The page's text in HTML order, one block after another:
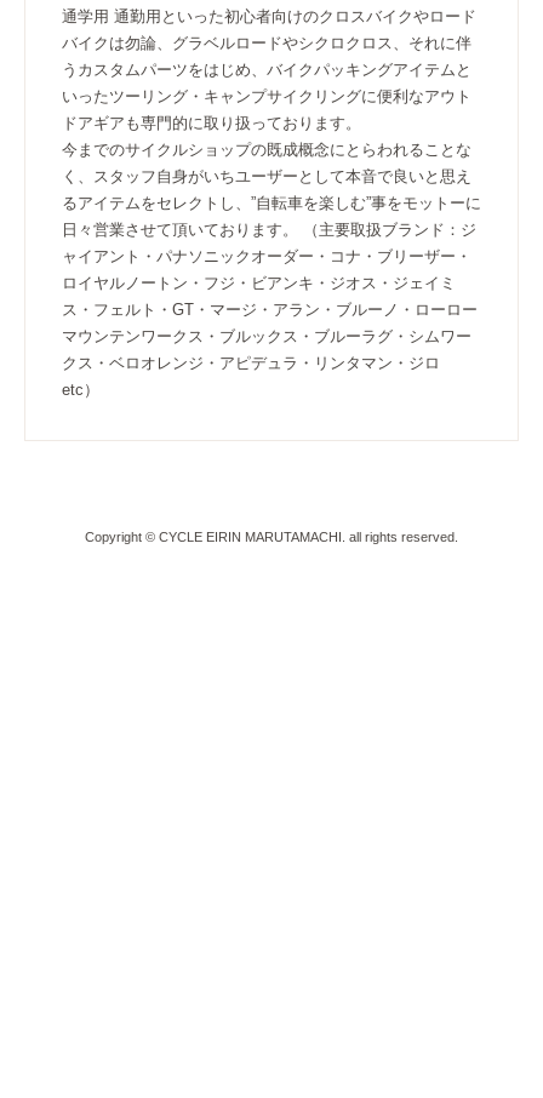
通学用 通勤用といった初心者向けのクロスバイクやロード
バイクは勿論、グラベルロードやシクロクロス、それに伴
うカスタムパーツをはじめ、バイクパッキングアイテムと
いったツーリング・キャンプサイクリングに便利なアウト
ドアギアも専門的に取り扱っております。
今までのサイクルショップの既成概念にとらわれることな
く、スタッフ自身がいちユーザーとして本音で良いと思え
るアイテムをセレクトし、”自転車を楽しむ”事をモットーに
日々営業させて頂いております。 （主要取扱ブランド：ジ
ャイアント・パナソニックオーダー・コナ・ブリーザー・
ロイヤルノートン・フジ・ビアンキ・ジオス・ジェイミ
ス・フェルト・GT・マージ・アラン・ブルーノ・ローロー
マウンテンワークス・ブルックス・ブルーラグ・シムワー
クス・ベロオレンジ・アピデュラ・リンタマン・ジロ
etc）
Copyright © CYCLE EIRIN MARUTAMACHI. all rights reserved.